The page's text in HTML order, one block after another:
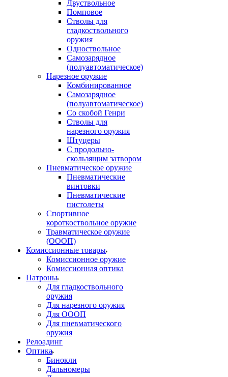
Двуствольное
Помповое
Стволы для
гладкоствольного
оружия
Одноствольное
Самозарядное
(полуавтоматическое)
Нарезное оружие
Комбинированное
Самозарядное
(полуавтоматическое)
Со скобой Генри
Стволы для
нарезного оружия
Штуцеры
С продольно-
скользящим затвором
Пневматическое оружие
Пневматические
винтовки
Пневматические
пистолеты
Спортивное
короткоствольное оружие
Травматическое оружие
(ОООП)
Комиссионные товары
Комиссионное оружие
Комиссионная оптика
Патроны
Для гладкоствольного
оружия
Для нарезного оружия
Для ОООП
Для пневматического
оружия
Релоадинг
Оптика
Бинокли
Дальномеры